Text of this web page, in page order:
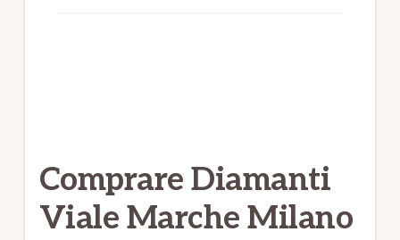
Comprare Diamanti
Viale Marche Milano